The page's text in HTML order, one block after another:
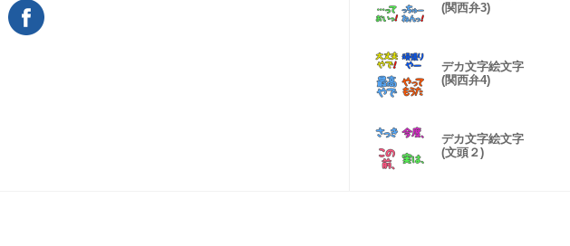
(関西弁3)
デカ文字絵文字
(関西弁4)
デカ文字絵文字
(文頭２)